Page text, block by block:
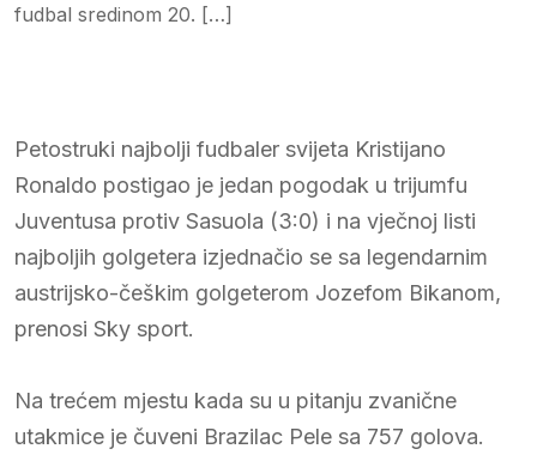
fudbal sredinom 20. […]
Petostruki najbolji fudbaler svijeta Kristijano
Ronaldo postigao je jedan pogodak u trijumfu
Juventusa protiv Sasuola (3:0) i na vječnoj listi
najboljih golgetera izjednačio se sa legendarnim
austrijsko-češkim golgeterom Jozefom Bikanom,
prenosi Sky sport.
Na trećem mjestu kada su u pitanju zvanične
utakmice je čuveni Brazilac Pele sa 757 golova.